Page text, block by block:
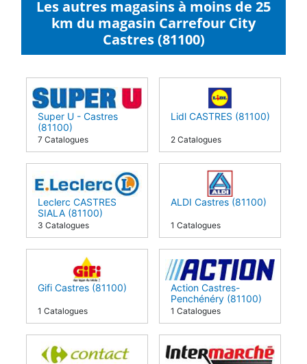
Les autres magasins à moins de 25
km du magasin Carrefour City
Castres (81100)
Super U - Castres
(81100)
7 Catalogues
Lidl CASTRES (81100)
2 Catalogues
Leclerc CASTRES
SIALA (81100)
3 Catalogues
ALDI Castres (81100)
1 Catalogues
Gifi Castres (81100)
1 Catalogues
Action Castres-
Penchénéry (81100)
1 Catalogues